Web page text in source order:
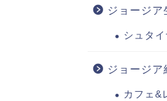
ジョージア
シュタ
ジョージア
カフェ&